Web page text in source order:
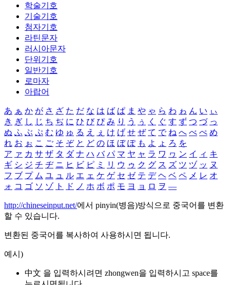
학술기호
기술기호
첨자기호
라틴문자
러시아문자
단위기호
일반기호
로마자
아랍어
あ ぁ か が さ ざ た だ な は ば ぱ ま や ゃ ら わ ゎ ん い ぃ
き ぎ し じ ち ぢ に ひ び ぴ み り う ぅ く ぐ す ず つ づ っ
ぬ ふ ぶ ぷ む ゆ ゅ る え ぇ け げ せ ぜ て で ね へ べ ぺ め
れ お ぉ こ ご そ ぞ と ど の ほ ぼ ぽ も よ ょ ろ を
ア ァ カ サ ザ タ ダ ナ ハ バ パ マ ヤ ャ ラ ワ ヮ ン イ ィ キ
ギ シ ジ チ ヂ ニ ヒ ビ ピ ミ リ ウ ゥ ク グ ス ズ ツ ヅ ッ ヌ
フ ブ プ ム ユ ュ ル エ ェ ケ ゲ セ ゼ テ デ ヘ ベ ペ メ レ オ
ォ コ ゴ ソ ゾ ト ド ノ ホ ボ ポ モ ヨ ョ ロ ヲ ―
http://chineseinput.net/에서 pinyin(병음)방식으로 중국어를 변환
할 수 있습니다.
변환된 중국어를 복사하여 사용하시면 됩니다.
예시)
中文 을 입력하시려면 zhongwen을 입력하시고 space를